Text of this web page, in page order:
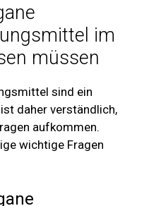
im
müssen
sind ein
daher verständlich,
aufkommen.
wichtige Fragen